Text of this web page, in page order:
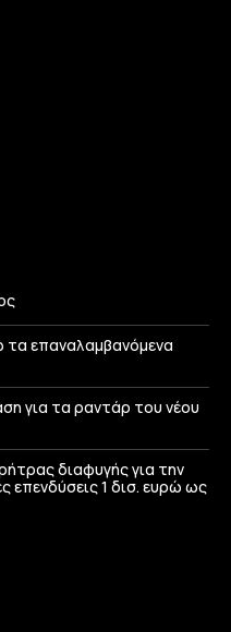
τα επαναλαμβανόμενα
για τα ραντάρ του νέου
διαφυγής για την
επενδύσεις 1 δισ. ευρώ ως